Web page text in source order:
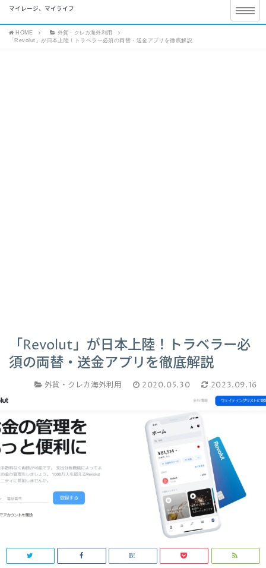
マイレージ、マイライフ
HOME
外貨・クレカ海外利用
「Revolut」が日本上陸！トラベラー必須の両替・送金アプリを徹底解説
「Revolut」が日本上陸！トラベラー必
須の両替・送金アプリを徹底解説
外貨・クレカ海外利用 2020.05.30 2023.09.16